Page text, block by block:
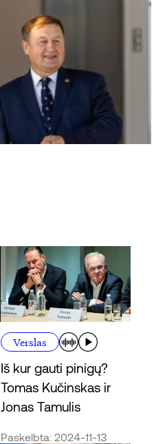
Verslas
Iš kur gauti pinigų?
Tomas Kučinskas ir
Jonas Tamulis
Paskelbta: 2024-11-13